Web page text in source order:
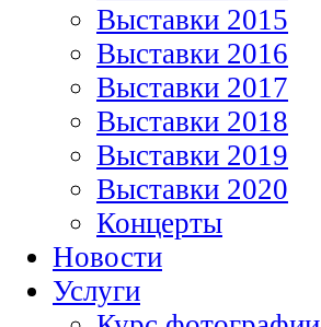
Выставки 2015
Выставки 2016
Выставки 2017
Выставки 2018
Выставки 2019
Выставки 2020
Концерты
Новости
Услуги